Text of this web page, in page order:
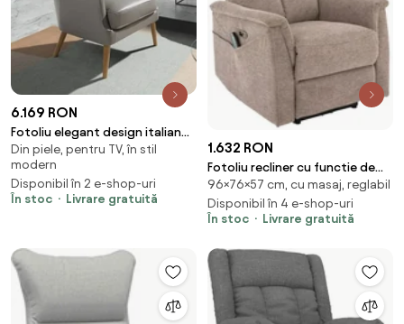
6.169 RON
Fotoliu elegant design italian
Ardath
Din piele, pentru TV, în stil
modern
Disponibil în 2 e-shop-uri
În stoc
Livrare gratuită
1.632 RON
Fotoliu recliner cu functie de
masaj Neptun M bej Brego34
96×76×57 cm, cu masaj, reglabil
Disponibil în 4 e-shop-uri
În stoc
Livrare gratuită